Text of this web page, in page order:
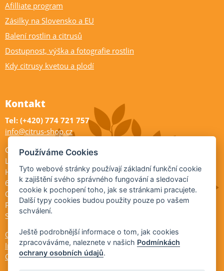
Afilliate program
Zásilky na Slovensko a EU
Balení rostlin a citrusů
Dostupnost, výška a fotografie rostlin
Kdy citrusy kvetou a plodí
Kontakt
Tel: (+420) 774 721 757
info@citrus-shop.cz
Citrus shop zahradnictví
Legionářů 2
Hodonín
695 01
Otevřeno:
Po-Pá 9-17
So 9-11:30
Ochrana osobních údajů
Informace ÚKZÚZ
Cookies
Používáme Cookies
Tyto webové stránky používají základní funkční cookie
k zajištění svého správného fungování a sledovací
cookie k pochopení toho, jak se stránkami pracujete.
Další typy cookies budou použity pouze po vašem
schválení.
Ještě podrobnější informace o tom, jak cookies
zpracováváme, naleznete v našich Podmínkách
ochrany osobních údajů.